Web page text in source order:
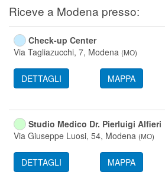
Riceve a Modena presso:
Check-up Center
Via Tagliazucchi, 7, Modena (MO)
DETTAGLI MAPPA
Studio Medico Dr. Pierluigi Alfieri
Via Giuseppe Luosi, 54, Modena (MO)
DETTAGLI MAPPA